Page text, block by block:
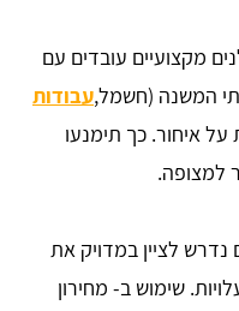
מקצועיים עובדים עם
המשנה (חשמל,עבודות
על איחור. כך תימנעו
למצופה.
נדרש לציין במדויק את
שימוש ב- מחירון